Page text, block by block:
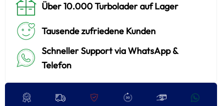
Über 10.000 Turbolader auf Lager
Tausende zufriedene Kunden
Schneller Support via WhatsApp &
Telefon